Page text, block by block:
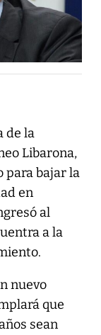
de la
Libarona,
para bajar la
en
al
a la
nuevo
que
sean